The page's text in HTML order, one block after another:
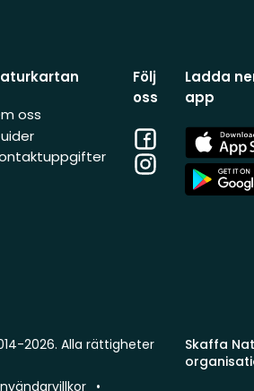
oss
Följ
oss
Facebook
Instagram
Ladda
app
App
Store
App
Store
Skaffa
2026. Alla rättigheter